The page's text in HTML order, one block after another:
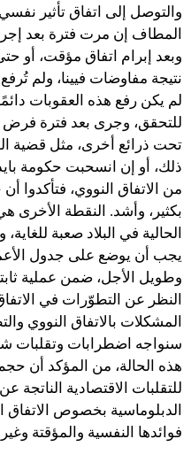
والتوصل إلى اتفاق تأثير
المطاف إن مرت فترة بعد
وبعد إبرام اتفاق مؤقت، أو
نتيجة مفاوضات فيينا، ولم
لم يكن رفع هذه العقوبات
للتحقق، وجرى بعد فترة
تحت ذرائع أخرى، مثل قضية
ذلك، أو إن انسحبت حكومة
من الاتفاق النووي، فتأكدوا
بكثير، وأشد. النقطة الأخرى
الحالية في البلاد صعبة
يجب أن يوضع على جدول
وطويل الأجل، ضمن عملية
النظر عن التطوّرات في
المشكلات بالاتفاق النووي
سنواجه اضطرابات وتقلبات
هذه الحالة، من المؤكد أن حجم
للتقلبات الاقتصادية الناتجة
الدبلوماسية بخصوص الاتفاق
فوائدها النفسية والمؤقتة